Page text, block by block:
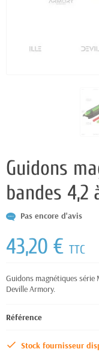
Guidons
bandes 4,2
Pas encore d'avis
43,20 € TTC
Guidons magnétiques série
Deville Armory.
Référence
Stock fournisseur